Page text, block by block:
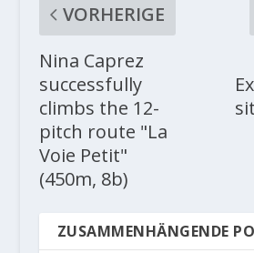
VORHERIGE
Nina Caprez
successfully
climbs the 12-
pitch route "La
Voie Petit"
(450m, 8b)
ZUSAMMENHÄNGENDE